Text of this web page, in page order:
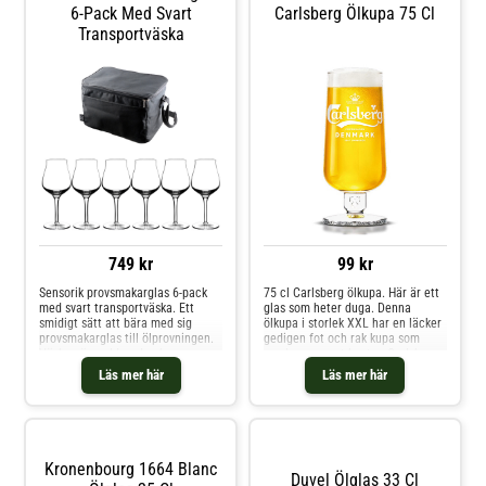
markering för 33 cl tryckt på
baksidan.6-Pack Med Svart
Transportväska
749 kr
Läs mer här
Sensorik provsmakarglas 6-pack
med svart transportväska. Ett
smidigt sätt att bära med sig
provsmakarglas till ölprovningen.
Väskan är vadderad och
innehåller 6 st separata fack för
glasen.Innehåller 6 st Sensorik
provsmakarglas 42 cl och en svart
Carlsberg Ölkupa 75 Cl
99 kr
Läs mer här
75 cl Carlsberg ölkupa. Här är ett
glas som heter duga. Denna
ölkupa i storlek XXL har en läcker
gedigen fot och rak kupa som
smalnar av mot kanten.Carlsbergs
vita logga finns på framsidan av
detta ölglas på fot.För att servera
ölen på bästa sätt använder du en
till kröningslinjen. Avsluta med 20
Kronenbourg 1664 Blanc
Duvel Ölglas 33 Cl